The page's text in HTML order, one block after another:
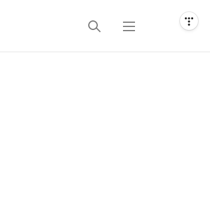
검
메